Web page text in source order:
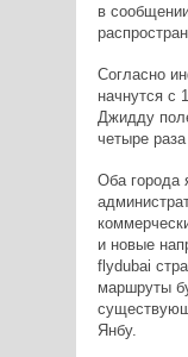
в
Согласно
начнутся с
Джидду
четыре
Оба города
и новые
flydubai
маршруты
Янбу.